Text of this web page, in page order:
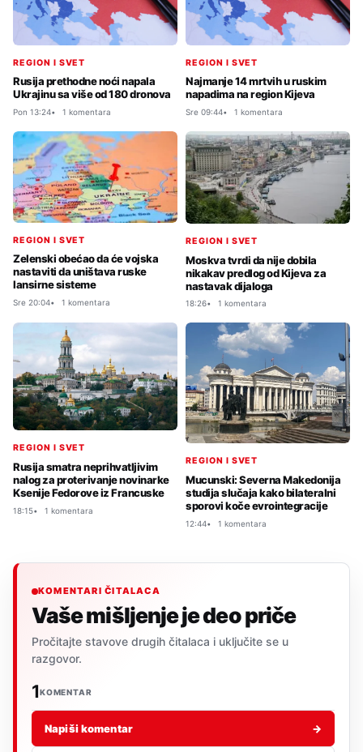
REGION I SVET
Rusija prethodne noći napala
Ukrajinu sa više od 180 dronova
Pon 13:24 1 komentara
REGION I SVET
Najmanje 14 mrtvih u ruskim
napadima na region Kijeva
Sre 09:44 1 komentara
REGION I SVET
Zelenski obećao da će vojska
nastaviti da uništava ruske
lansirne sisteme
Sre 20:04 1 komentara
REGION I SVET
Moskva tvrdi da nije dobila
nikakav predlog od Kijeva za
nastavak dijaloga
18:26 1 komentara
REGION I SVET
Rusija smatra neprihvatljivim
nalog za proterivanje novinarke
Ksenije Fedorove iz Francuske
18:15 1 komentara
REGION I SVET
Mucunski: Severna Makedonija
studija slučaja kako bilateralni
sporovi koče evrointegracije
12:44 1 komentara
KOMENTARI ČITALACA
Vaše mišljenje je deo priče
Pročitajte stavove drugih čitalaca i uključite se u
razgovor.
1KOMENTAR
Napiši komentar →